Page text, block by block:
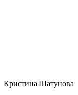
Кристина Шатунова